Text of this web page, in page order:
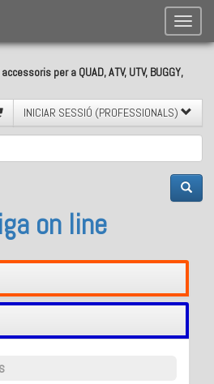
Toggle
per a QUAD, ATV, UTV, BUGGY,
INICIAR SESSIÓ (PROFESSIONALS)
on line